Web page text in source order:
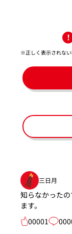
※正しく表示されない
三日月
知らなかった
ます。
00001